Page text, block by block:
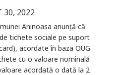
30, 2022
Aninoasa anunță că
tichete sociale pe suport
acordate în baza OUG
cu o valoare nominală
acordată o dată la 2